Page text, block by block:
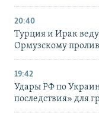
20:40
Турция и Ирак
Ормузскому
19:42
Удары РФ по
последствия» для